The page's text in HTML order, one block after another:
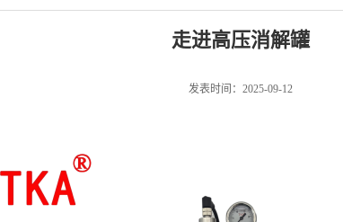
走进高压消解罐
发表时间：2025-09-12